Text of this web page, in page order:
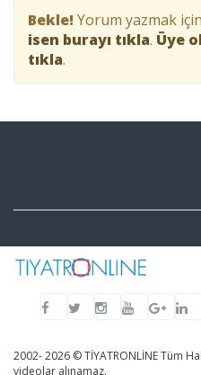
Bekle! Yorum yazmak
isen burayı tıkla. Üye
tıkla.
2002- 2026 © TİYATRONLİNE Tüm
videolar alınamaz.